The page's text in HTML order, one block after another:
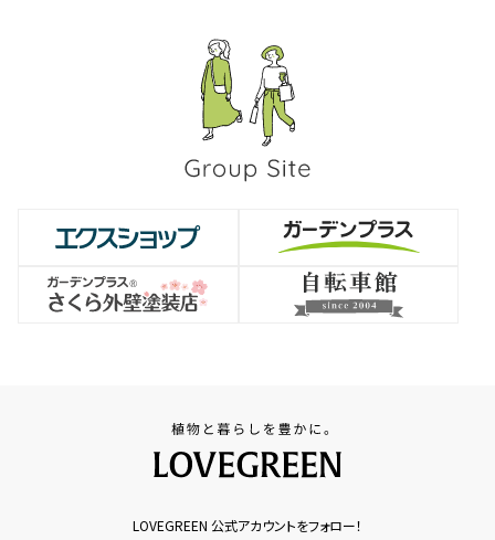
LOVEGREEN 公式アカウントをフォロー！